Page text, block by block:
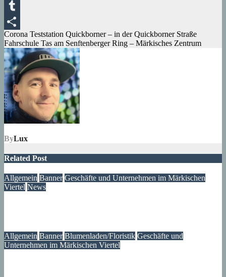
Messenger
Tumblr
Teilen
Beitragsnavigation
Corona Teststation Quickborner – in der Quickborner Straße
Fahrschule Tas am Senftenberger Ring – Märkisches Zentrum
ByLux
Related Post
Allgemein Banner Geschäfte und Unternehmen im Märkischen
Viertel News
Allgemein Banner Blumenladen/Floristik Geschäfte und
Unternehmen im Märkischen Viertel